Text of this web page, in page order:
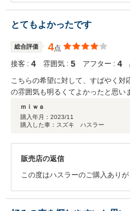
さい！これかれもどうぞよろし
とてもよかったです
総合評価 4点
接客 : 4 雰囲気 : 5 アフター : 4
こちらの希望に対して、すばやく
の雰囲気も明るくてよかったと思い
ｍｉｗａ
購入年月： 2023/11
購入した車：スズキ ハスラー
販売店の返信
この度はハスラーのご購入あり
ますので、今後とも何卒宜しく